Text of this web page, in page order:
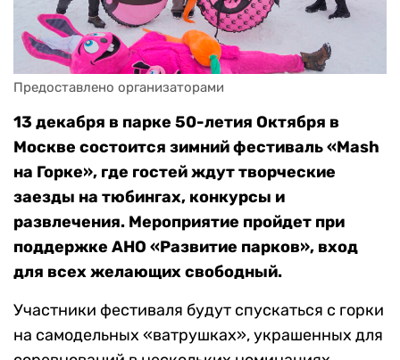
Предоставлено организаторами
13 декабря в парке 50-летия Октября в
Москве состоится зимний фестиваль «Mash
на Горке», где гостей ждут творческие
заезды на тюбингах, конкурсы и
развлечения. Мероприятие пройдет при
поддержке АНО «Развитие парков», вход
для всех желающих свободный.
Участники фестиваля будут спускаться с горки
на самодельных «ватрушках», украшенных для